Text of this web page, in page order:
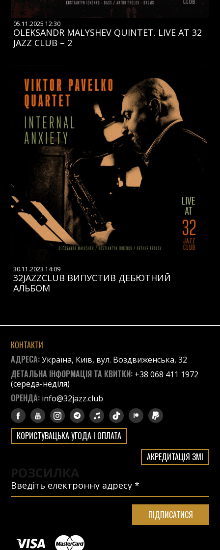
05.11.2025 12:30
OLEKSANDR MALYSHEV QUINTET. LIVE AT 32
JAZZ CLUB – 2
30.11.2023 14:09
32JAZZCLUB ВИПУСТИВ ДЕБЮТНИЙ
АЛЬБОМ
КОНТАКТИ
АДРЕСА:Україна, Київ, вул. Воздвиженська, 32
ДЕТАЛЬНА ІНФОРМАЦІЯ ТА КВИТКИ: +38 068 411 1972
(середа-неділя)
ОРЕНДА: info@32jazz.club
КОРИСТУВАЦЬКА УГОДА І ОПЛАТА
АКРЕДИТАЦІЯ ЗМІ
РОЗСИЛКА